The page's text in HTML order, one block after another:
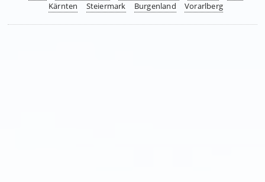
Kärnten
Steiermark Burgenland Vorarlberg